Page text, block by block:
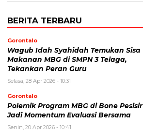
BERITA TERBARU
Gorontalo
Wagub Idah Syahidah Temukan Sisa
Makanan MBG di SMPN 3 Telaga,
Tekankan Peran Guru
Selasa, 28 Apr 2026 - 10:31
Gorontalo
Polemik Program MBG di Bone Pesisir
Jadi Momentum Evaluasi Bersama
Senin, 20 Apr 2026 - 10:41